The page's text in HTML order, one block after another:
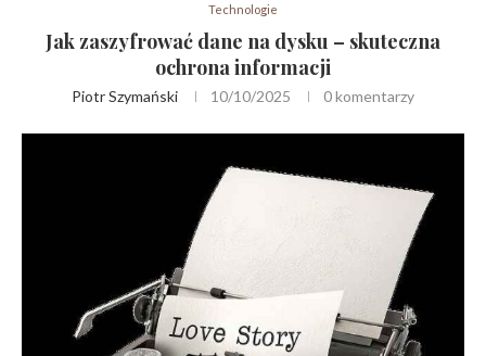
Technologie
Jak zaszyfrować dane na dysku – skuteczna
ochrona informacji
Piotr Szymański 10/10/2025 0 komentarzy